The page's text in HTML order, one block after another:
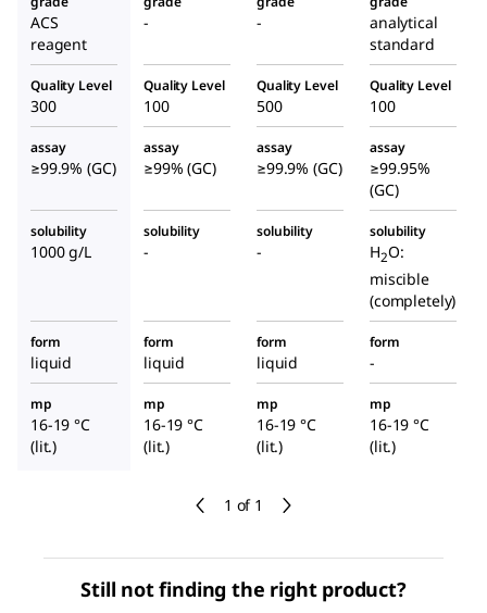
1 of 1
ACS
reagent
- -
analytical
standard
Quality Level
300
Quality Level
100
Quality Level
500
Quality Level
100
assay
≥99.9% (GC)
assay
≥99% (GC)
assay
≥99.9% (GC)
assay
≥99.95%
(GC)
solubility
1000 g/L
solubility
-
solubility
-
solubility
H2O:
miscible
(completely)
form
liquid
form
liquid
form
liquid
form
-
mp
16-19 °C
(lit.)
mp
16-19 °C
(lit.)
mp
16-19 °C
(lit.)
mp
16-19 °C
(lit.)
Still not finding the right product?